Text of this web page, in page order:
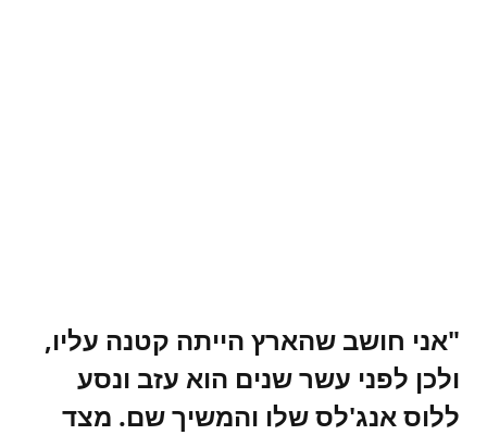
"אני חושב שהארץ הייתה קטנה עליו,
ולכן לפני עשר שנים הוא עזב ונסע
ללוס אנג'לס שלו והמשיך שם. מצד